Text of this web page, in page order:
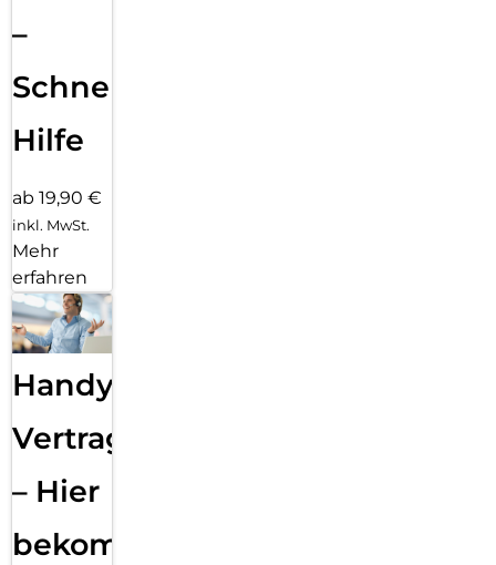
–
Schnelle
Hilfe
ab 19,90 €
inkl. MwSt.
Mehr
erfahren
Handy
Vertragsabwicklung
– Hier
bekommst